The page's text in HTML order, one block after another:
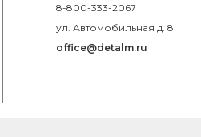
8-800-333-2067
ул. Автомобильная д. 8
office@detalm.ru